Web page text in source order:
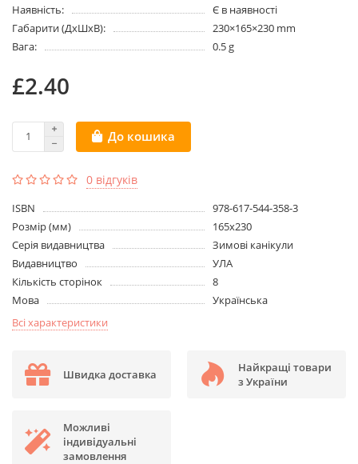
Наявність:
Є в наявності
Габарити (ДхШхВ):
230×165×230 mm
Вага:
0.5 g
£2.40
До кошика
0 відгуків
ISBN
978-617-544-358-3
Розмір (мм)
165х230
Серія видавництва
Зимові канікули
Видавництво
УЛА
Кількість сторінок
8
Мова
Українська
Всі характеристики
Швидка доставка
Найкращі товари
з України
Можливі
індивідуальні
замовлення